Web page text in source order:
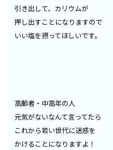
引き出して、カリウムが
押し出すことになりますので
いい塩を摂ってほしいです。
高齢者・中高年の人
元気がないなんて言ってたら
これから若い世代に迷惑を
かけることになりますよ！